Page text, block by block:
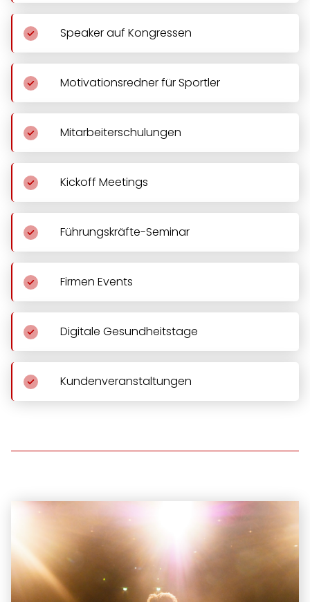
Speaker auf Kongressen
Motivationsredner für Sportler
Mitarbeiterschulungen
Kickoff Meetings
Führungskräfte-Seminar
Firmen Events
Digitale Gesundheitstage
Kundenveranstaltungen